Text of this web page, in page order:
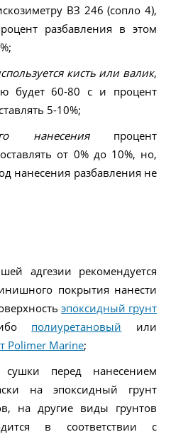
ВЗ 246 (сопло 4),
разбавления в этом
кисть или валик,
будет 60-80 с и процент
5-10%;
нанесенияпроцент
от 0% до 10%, но,
нанесения разбавления не
адгезии рекомендуется
покрытия нанести
эпоксидный грунт
полиуретановый или
Polimer Marine;
перед нанесением
на эпоксидный грунт
на другие виды грунтов
в соответствии с